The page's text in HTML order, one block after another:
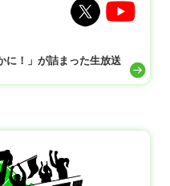
！」が詰まった生放送